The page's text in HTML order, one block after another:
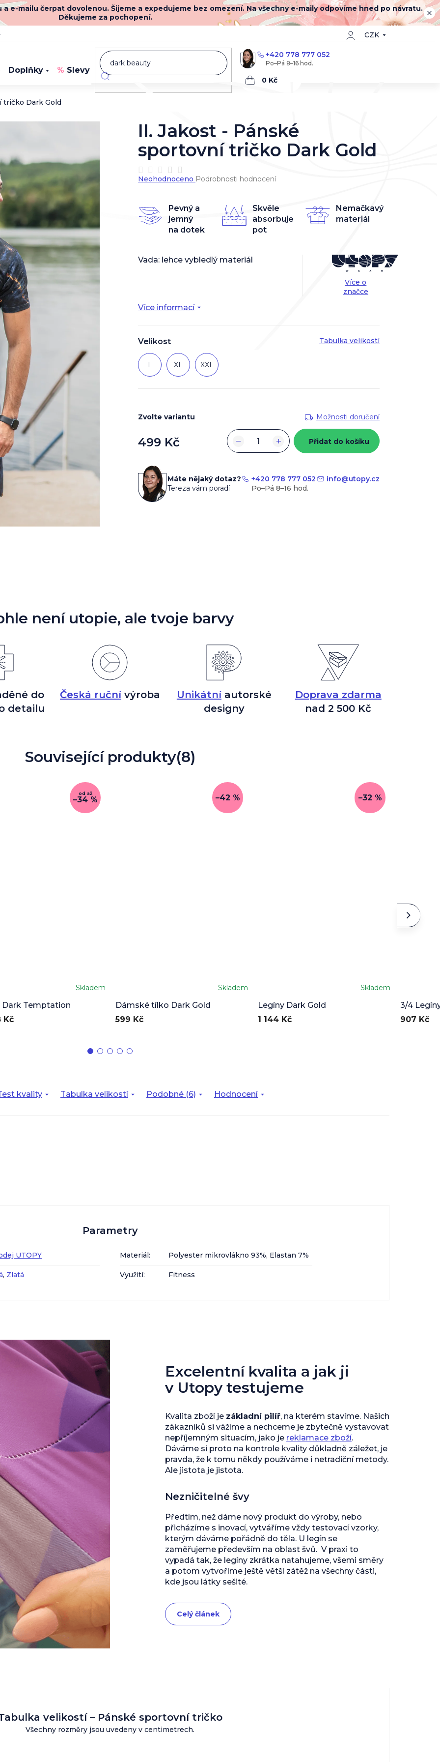
e-mailu čerpat dovolenou. Šijeme a expedujeme bez omezení. Na všechny e-maily odpovíme hned po návratu.
Děkujeme za pochopení.
CZK
+420 778 777 052
Nákupní
Doplňky Slevy Novinky
tričko Dark Gold
Velikost Tabulka velikostí
L XL XXL
Více informací
Vada: lehce vybledlý materiál
Více o
značce
Pevný a
jemný
na dotek
Skvěle
absorbuje
pot
Nemačkavý
materiál
Zvolte variantu Možnosti doručení
499 Kč +
− Přidat do košíku
II. Jakost - Pánské
sportovní tričko Dark Gold
Průměrné
hodnocení
0,0
z
Neohodnoceno Podrobnosti hodnocení
Máte nějaký dotaz?
Tereza vám poradí
+420 778 777 052 info@utopy.cz
není utopie, ale tvoje barvy
do
detailu
Česká ručnívýroba Unikátníautorské
designy
Doprava zdarma
nad 2 500 Kč
Související produkty(8)
od až
–34 %
Dark Temptation
Skladem
Kč
–42 %
Dámské tílko Dark Gold
Skladem
599 Kč
–32 %
Legíny Dark Gold
hodnocení
produktu
je
Skladem
1 144 Kč
3/4
907 Kč
kvality Tabulka velikostí Podobné (6) Hodnocení
Parametry
UTOPY Materiál: Polyester mikrovlákno 93%, Elastan 7%
, Zlatá Využití: Fitness
velikostí – Pánské sportovní tričko
Všechny rozměry jsou uvedeny v centimetrech.
Excelentní kvalita a jak ji
v Utopy testujeme
Kvalita zboží je základní pilíř, na kterém stavíme. Našich
zákazníků si vážíme a nechceme je zbytečně vystavovat
nepříjemným situacím, jako je reklamace zboží.
Dáváme si proto na kontrole kvality důkladně záležet, je
pravda, že k tomu někdy používáme i netradiční metody.
Ale jistota je jistota.
Nezničitelné švy
Předtím, než dáme nový produkt do výroby, nebo
přicházíme s inovací, vytváříme vždy testovací vzorky,
kterým dáváme pořádně do těla. U legín se
zaměřujeme především na oblast švů. V praxi to
vypadá tak, že legíny zkrátka natahujeme, všemi směry
a potom vytvoříme ještě větší zátěž na všechny části,
kde jsou látky sešité.
Celý článek